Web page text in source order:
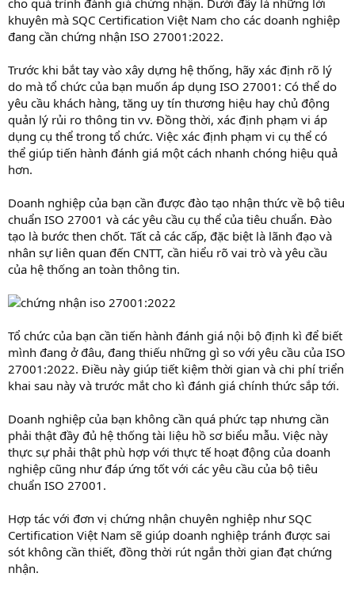
khuyên mà SQC Certification Việt Nam cho các doanh nghiệp
đang cần chứng nhận ISO 27001:2022.
Trước khi bắt tay vào xây dựng hệ thống, hãy xác định rõ lý
do mà tổ chức của bạn muốn áp dụng ISO 27001: Có thể do
yêu cầu khách hàng, tăng uy tín thương hiệu hay chủ động
quản lý rủi ro thông tin vv. Đồng thời, xác định phạm vi áp
dụng cụ thể trong tổ chức. Việc xác định phạm vi cụ thể có
thể giúp tiến hành đánh giá một cách nhanh chóng hiệu quả
hơn.
Doanh nghiệp của bạn cần được đào tạo nhận thức về bộ tiêu
chuẩn ISO 27001 và các yêu cầu cụ thể của tiêu chuẩn. Đào
tạo là bước then chốt. Tất cả các cấp, đặc biệt là lãnh đạo và
nhân sự liên quan đến CNTT, cần hiểu rõ vai trò và yêu cầu
của hệ thống an toàn thông tin.
Tổ chức của bạn cần tiến hành đánh giá nội bộ định kì để biết
mình đang ở đâu, đang thiếu những gì so với yêu cầu của ISO
27001:2022. Điều này giúp tiết kiệm thời gian và chi phí triển
khai sau này và trước mắt cho kì đánh giá chính thức sắp tới.
Doanh nghiệp của bạn không cần quá phức tạp nhưng cần
phải thật đầy đủ hệ thống tài liệu hồ sơ biểu mẫu. Việc này
thực sự phải thật phù hợp với thực tế hoạt động của doanh
nghiệp cũng như đáp ứng tốt với các yêu cầu của bộ tiêu
chuẩn ISO 27001.
Hợp tác với đơn vị chứng nhận chuyên nghiệp như SQC
Certification Việt Nam sẽ giúp doanh nghiệp tránh được sai
sót không cần thiết, đồng thời rút ngắn thời gian đạt chứng
nhận.